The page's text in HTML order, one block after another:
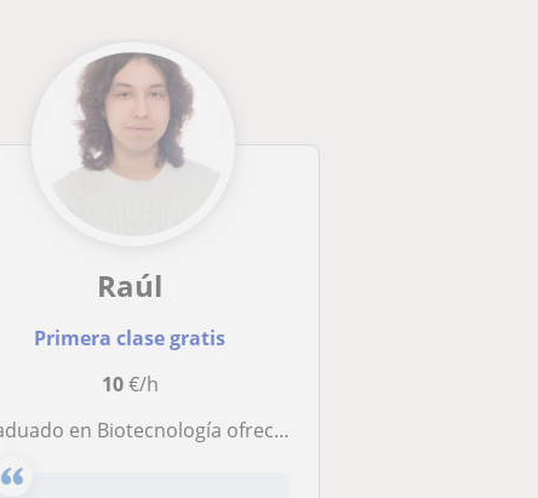
Raúl
Primera clase gratis
10€/h
en Biotecnología ofrece clases particulares de Biología nivel ESO/Bachiller